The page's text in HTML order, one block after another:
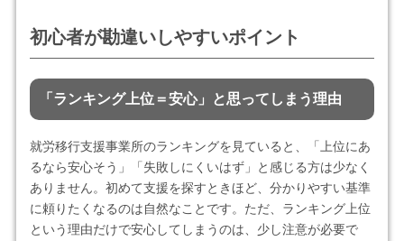
初心者が勘違いしやすいポイント
「ランキング上位＝安心」と思ってしまう理由
就労移行支援事業所のランキングを見ていると、「上位にあ
るなら安心そう」「失敗しにくいはず」と感じる方は少なく
ありません。初めて支援を探すときほど、分かりやすい基準
に頼りたくなるのは自然なことです。ただ、ランキング上位
という理由だけで安心してしまうのは、少し注意が必要で